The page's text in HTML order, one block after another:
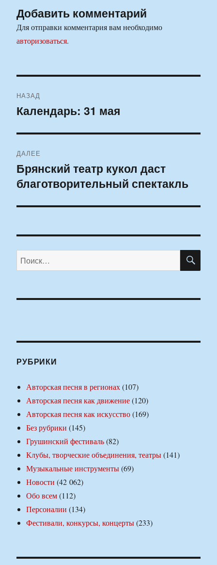
Добавить комментарий
Для отправки комментария вам необходимо
авторизоваться.
по
НАЗАД
Предыдущая
Календарь: 31 мая
ДАЛЕЕ
Следующая
запись:
Брянский театр кукол даст
благотворительный спектакль
Искать:
РУБРИКИ
Авторская песня в регионах(107)
Авторская песня как движение(120)
Авторская песня как искусство(169)
Без рубрики (145)
Грушинский фестиваль(82)
Клубы, творческие объединения, театры(141)
Музыкальные инструменты(69)
Новости (42 062)
Обо всем(112)
Персоналии (134)
Фестивали, конкурсы, концерты(233)